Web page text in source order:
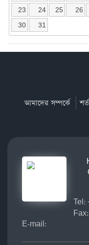
23
24 25 26
30
31
আমাদের সম্পর্কে
Tel:
Fax:
E-mail: